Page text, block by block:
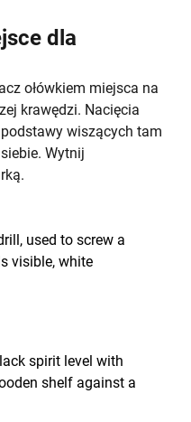
dla
ołówkiem miejsca na
krawędzi. Nacięcia
wiszących tam
Wytnij